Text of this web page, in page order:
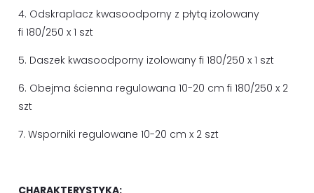
4. Odskraplacz kwasoodporny z płytą izolowany
fi 180/250 x 1 szt
5. Daszek kwasoodporny izolowany fi 180/250 x 1 szt
6. Obejma ścienna regulowana 10-20 cm fi 180/250 x 2
szt
7. Wsporniki regulowane 10-20 cm x 2 szt